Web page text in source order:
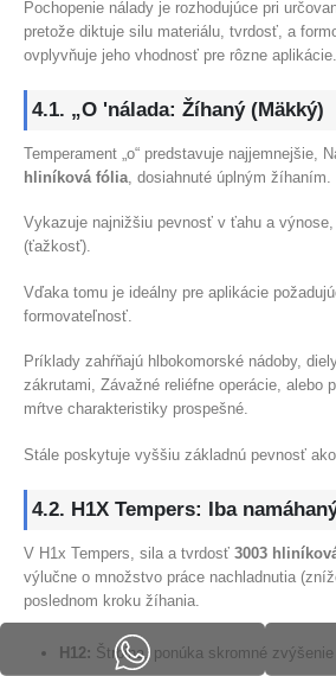
Pochopenie nálady je rozhodujúce pri
pretože diktuje silu materiálu, tvrdosť, a
ovplyvňuje jeho vhodnosť pre rôzne aplikácie.
4.1. „O 'nálada: Žíhaný (Mäkký)
Temperament „o“ predstavuje najjemnejšie,
hliníková fólia , dosiahnuté úplným žíhaním.
Vykazuje najnižšiu pevnosť v ťahu a
(ťažkosť).
Vďaka tomu je ideálny pre aplikácie
formovateľnosť.
Príklady zahŕňajú hlbokomorské nádoby,
zákrutami, Závažné reliéfne operácie, alebo
mŕtve charakteristiky prospešné.
Stále poskytuje vyššiu základnú pevnosť ako
4.2. H1X Tempers: Iba
V H1x Tempers, sila a tvrdosť 3003
výlučne o množstvo práce nachladnutia
poslednom kroku žíhania.
H12: Štrbina, ponúka skromné